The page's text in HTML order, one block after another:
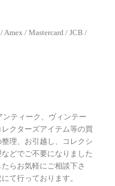
/ Mastercard / JCB /
ンティーク、ヴィンテー
クターズアイテム等の買
理、お引越し、コレクシ
どでご不要になりました
らお気軽にご相談下さ
て行っております。